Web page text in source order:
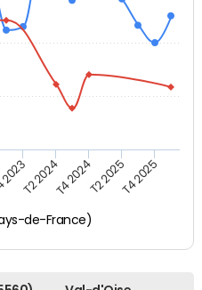
de-France)
T2 2024T4 2024T2 2025T4 2025